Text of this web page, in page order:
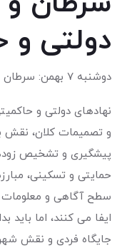
دولتی و
دوشنبه ۷ بهمن: سرطان و نقش نهادهای دولتی و حاکمیتی
نهادهای دولتی و
و تصمیمات کلان، نقش
پیشگیری و تشخیص
حمایتی و تسکینی،
سطح آگاهی و
ایفا می کنند، اما باید
جایگاه فردی و نقش